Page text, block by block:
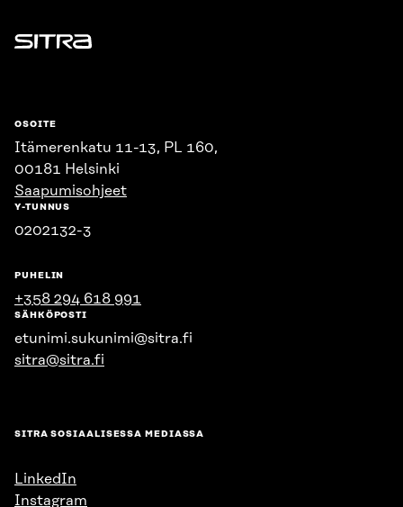
Sitra
OSOITE
Itämerenkatu 11-13, PL 160,
00181 Helsinki
Saapumisohjeet
Y-TUNNUS
0202132-3
PUHELIN
+358 294 618 991
SÄHKÖPOSTI
etunimi.sukunimi@sitra.fi
sitra@sitra.fi
SITRA SOSIAALISESSA MEDIASSA
LinkedIn
Instagram